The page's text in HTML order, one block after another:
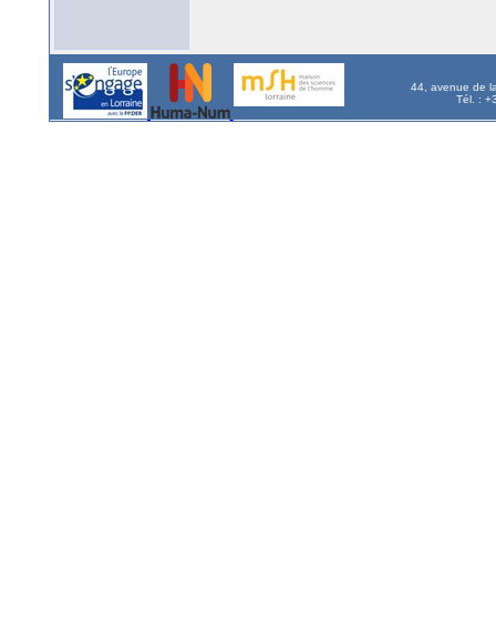
44, avenue de
Tél. :